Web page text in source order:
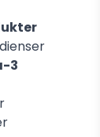
3